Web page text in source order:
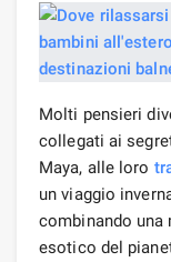
Molti pensieri
collegati ai
Maya, alle loro
un viaggio
combinando una
esotico del